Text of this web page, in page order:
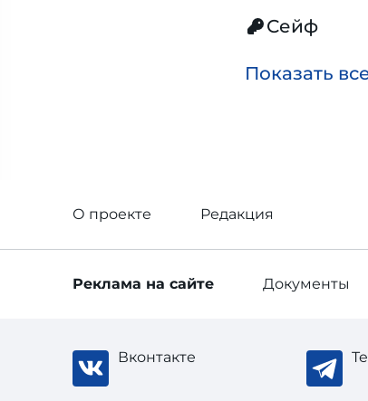
Сейф
Показать
О проекте Редакция
Реклама на сайте Документы
Вконтакте